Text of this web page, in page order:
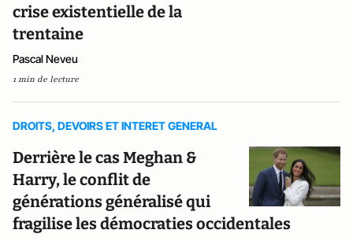
crise existentielle de la
trentaine
Pascal Neveu
1 min de lecture
DROITS, DEVOIRS ET INTERET GENERAL
Derrière le cas Meghan &
Harry, le conflit de
générations généralisé qui
fragilise les démocraties occidentales